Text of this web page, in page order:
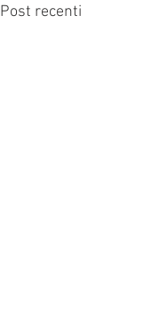
Post recenti